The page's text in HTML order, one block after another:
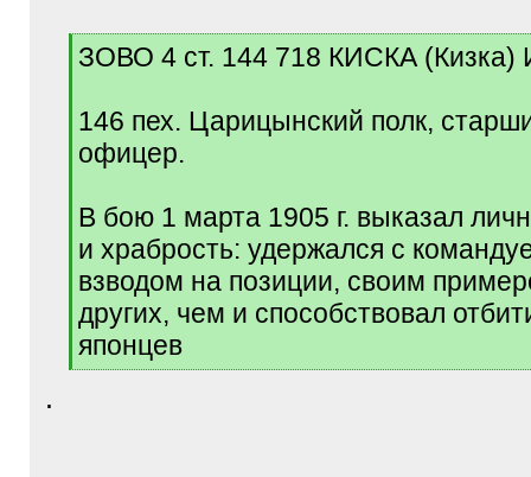
[
q
ЗОВО 4 ст. 144 718 КИСКА (Кизка)
146 пех. Царицынский полк,
офицер.
В бою 1 марта 1905 г. выказал
и храбрость: удержался с
взводом на позиции, своим
других, чем и способствовал
японцев
[
.